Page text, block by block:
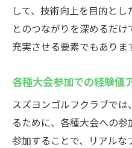
して、技術向上を目的と
とのつながりを深めるだ
充実させる要素でもありま
各種大会参加での経験値
スズヨンゴルフクラブで
るために、各種大会への
参加することで、リアル